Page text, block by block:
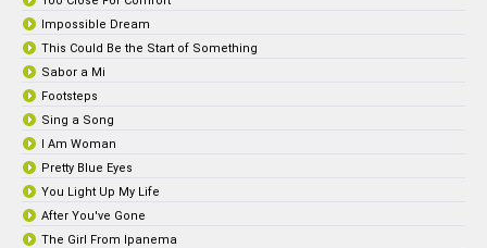
Impossible Dream
This Could Be the Start of Something
Sabor a Mi
Footsteps
Sing a Song
I Am Woman
Pretty Blue Eyes
You Light Up My Life
After You've Gone
The Girl From Ipanema